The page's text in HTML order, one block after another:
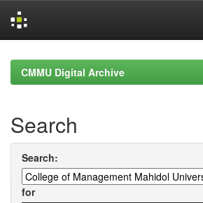
navigationCMMU Digital Archive
Search
Search:
for